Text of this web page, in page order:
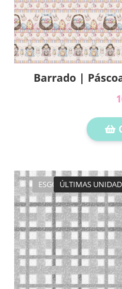
Barrado |
ESGOTADO
ÚLTIMAS